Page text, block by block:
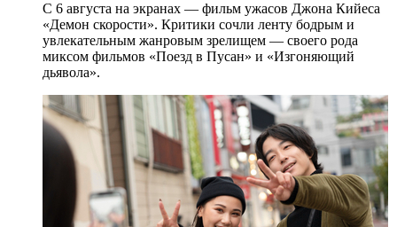
С 6 августа на экранах — фильм ужасов Джона Кийеса
«Демон скорости». Критики сочли ленту бодрым и
увлекательным жанровым зрелищeм — своего рода
миксом фильмов «Поезд в Пусан» и «Изгоняющий
дьявола».